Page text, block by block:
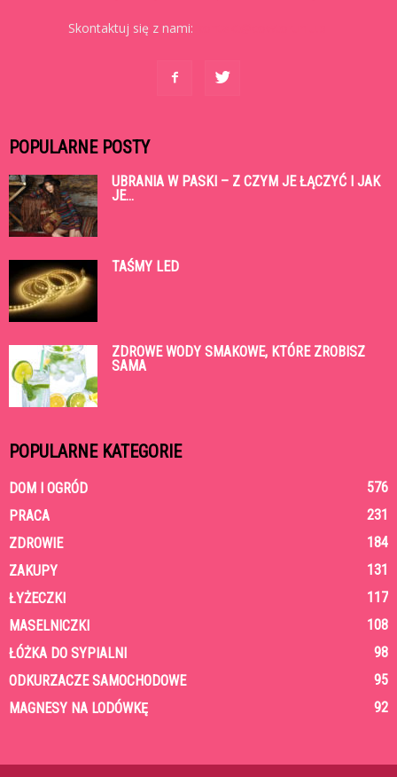
Skontaktuj się z nami:
POPULARNE POSTY
UBRANIA W PASKI – Z CZYM JE ŁĄCZYĆ I JAK
JE...
TAŚMY LED
ZDROWE WODY SMAKOWE, KTÓRE ZROBISZ
SAMA
POPULARNE KATEGORIE
DOM I OGRÓD
576
PRACA
231
ZDROWIE
184
ZAKUPY
131
ŁYŻECZKI
117
MASELNICZKI
108
ŁÓŻKA DO SYPIALNI
98
ODKURZACZE SAMOCHODOWE
95
MAGNESY NA LODÓWKĘ
92